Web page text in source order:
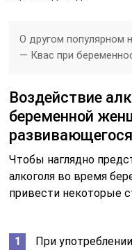
О другом популярном
— Квас при
Воздействие
беременной
Чтобы наглядно
алкоголя во время
привести некоторые
При